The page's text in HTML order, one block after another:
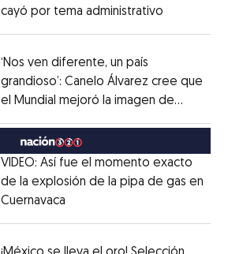
cayó por tema administrativo
‘Nos ven diferente, un país
grandioso’: Canelo Álvarez cree que
el Mundial mejoró la imagen de
VIDEO: Así fue el momento exacto
de la explosión de la pipa de gas en
Cuernavaca